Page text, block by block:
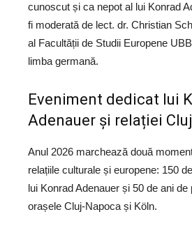
cunoscut și ca nepot al lui Konrad
fi moderată de lect. dr. Christian
al Facultății de Studii Europene
limba germană.
Eveniment dedicat lui
Adenauer și relației
Anul 2026 marchează două
relațiile culturale și europene: 150
lui Konrad Adenauer și 50 de ani
orașele Cluj-Napoca și Köln.